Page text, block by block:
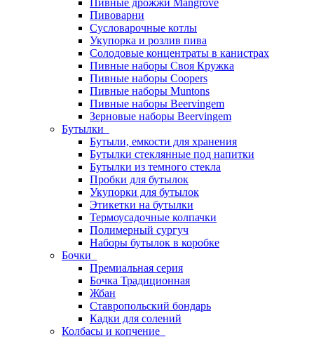
Пивные дрожжи Mangrove
Пивоварни
Сусловарочные котлы
Укупорка и розлив пива
Солодовые концентраты в канистрах
Пивные наборы Своя Кружка
Пивные наборы Coopers
Пивные наборы Muntons
Пивные наборы Beervingem
Зерновые наборы Beervingem
Бутылки
Бутыли, емкости для хранения
Бутылки стеклянные под напитки
Бутылки из темного стекла
Пробки для бутылок
Укупорки для бутылок
Этикетки на бутылки
Термоусадочные колпачки
Полимерный сургуч
Наборы бутылок в коробке
Бочки
Премиальная серия
Бочка Традиционная
Жбан
Ставропольский бондарь
Кадки для солений
Колбасы и копчение